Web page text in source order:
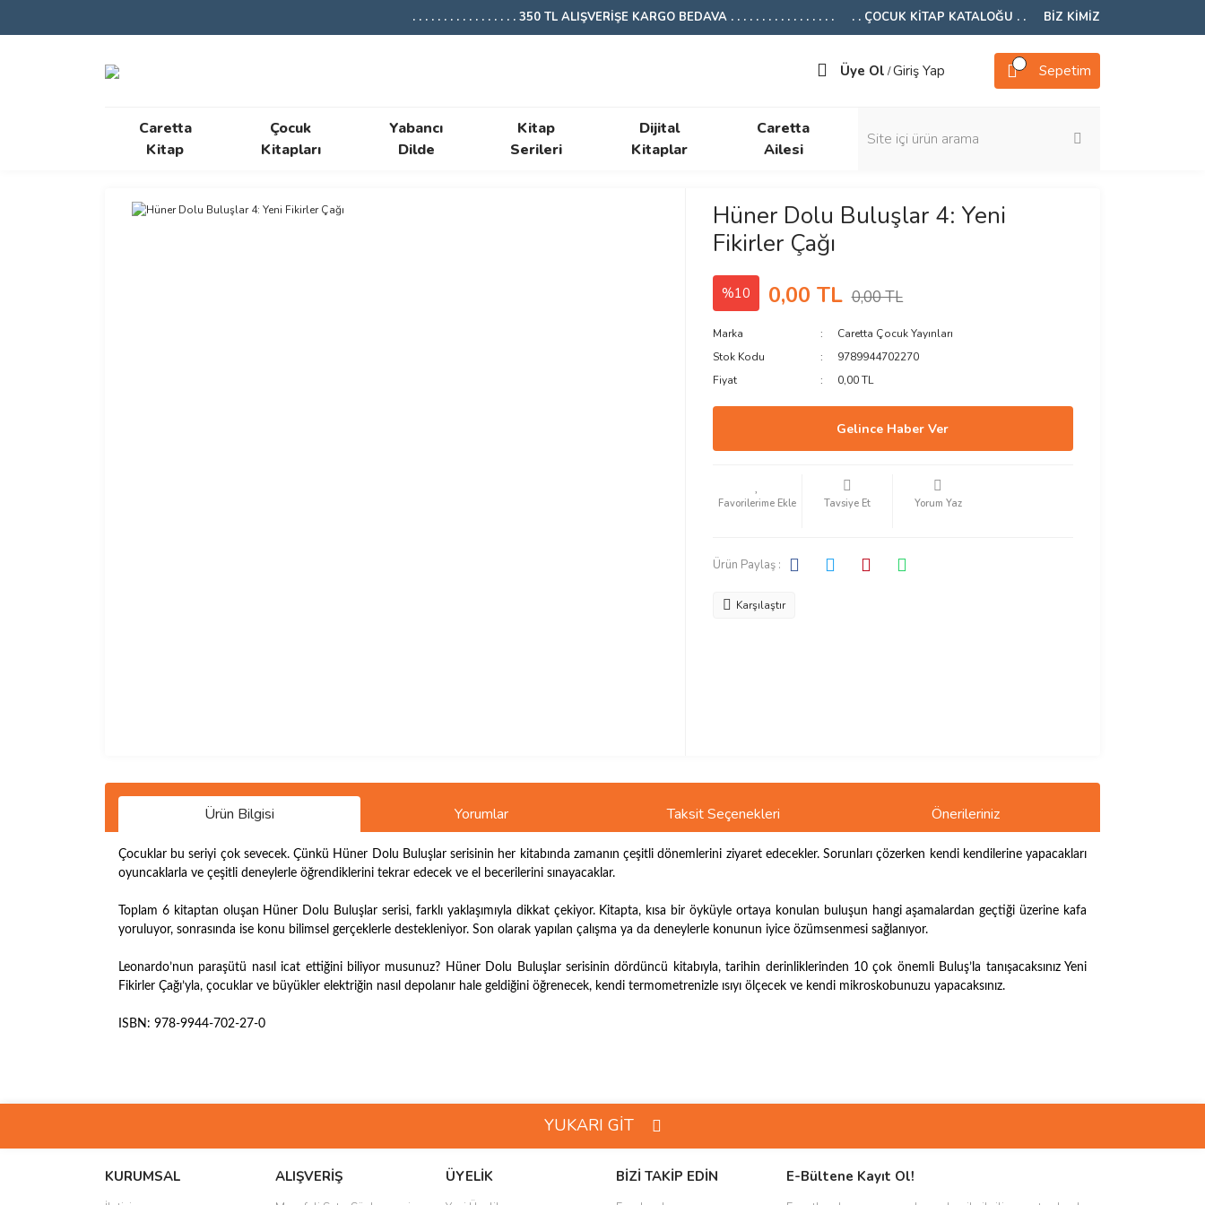
. . . . . . . . . . . . . . . . . 350 TL ALIŞVERİŞE KARGO BEDAVA . . . . . . . . . . . . . . . . . . . ÇOCUK KİTAP KATALOĞU . . BİZ KİMİZ
Üye Ol /Giriş Yap Sepetim
Caretta
Kitap
Çocuk
Kitapları
Yabancı
Dilde
Kitap
Serileri
Dijital
Kitaplar
Caretta
Ailesi
Hüner Dolu Buluşlar 4: Yeni
Fikirler Çağı
%10 0,00 TL 0,00 TL
Marka
Caretta Çocuk Yayınları
Stok Kodu
9789944702270
Fiyat
0,00 TL
Gelince Haber Ver
Tavsiye Et Yorum Yaz
Ürün Paylaş :
Karşılaştır
Ürün Bilgisi Yorumlar Taksit Seçenekleri Önerileriniz
Çocuklar bu seriyi çok sevecek. Çünkü Hüner Dolu Buluşlar serisinin her kitabında zamanın çeşitli dönemlerini ziyaret edecekler. Sorunları çözerken kendi kendilerine yapacakları
oyuncaklarla ve çeşitli deneylerle öğrendiklerini tekrar edecek ve el becerilerini sınayacaklar.
Toplam 6 kitaptan oluşan Hüner Dolu Buluşlar serisi, farklı yaklaşımıyla dikkat çekiyor. Kitapta, kısa bir öyküyle ortaya konulan buluşun hangi aşamalardan geçtiği üzerine kafa
yoruluyor, sonrasında ise konu bilimsel gerçeklerle destekleniyor. Son olarak yapılan çalışma ya da deneylerle konunun iyice özümsenmesi sağlanıyor.
Leonardo’nun paraşütü nasıl icat ettiğini biliyor musunuz? Hüner Dolu Buluşlar serisinin dördüncü kitabıyla, tarihin derinliklerinden 10 çok önemli Buluş’la tanışacaksınız Yeni
Fikirler Çağı’yla, çocuklar ve büyükler elektriğin nasıl depolanır hale geldiğini öğrenecek, kendi termometrenizle ısıyı ölçecek ve kendi mikroskobunuzu yapacaksınız.
ISBN: 978-9944-702-27-0
Yorum Yaz
Ürün bilgilerinde hatalar bulunuyor.
YUKARI GİT
KURUMSAL ALIŞVERİŞ ÜYELİK BİZİ TAKİP EDİN E-Bültene Kayıt Ol!